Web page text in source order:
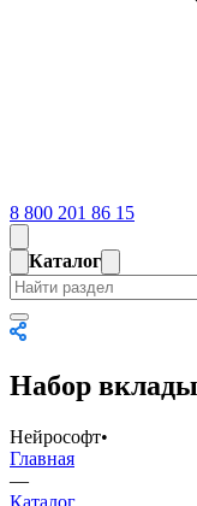
8 800 201 86 15
Каталог
Набор
Нейрософт•
Главная
—
Каталог